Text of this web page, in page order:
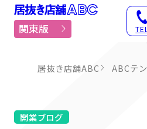
居抜き物件
関東版 TEL
居抜き店舗ABC ABCテ
開業ブログ